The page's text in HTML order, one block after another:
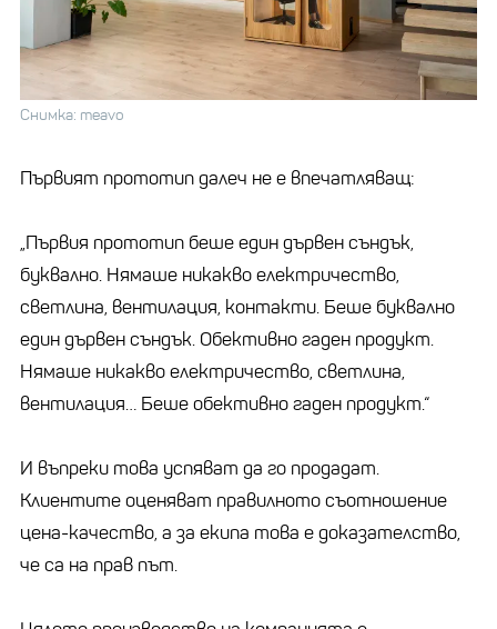
Снимка: meavo
Първият прототип далеч не е впечатляващ:
„Първия прототип беше един дървен съндък,
буквално. Нямаше никакво електричество,
светлина, вентилация, контакти. Беше буквално
един дървен съндък. Обективно гаден продукт.
Нямаше никакво електричество, светлина,
вентилация… Беше обективно гаден продукт.“
И въпреки това успяват да го продадат.
Клиентите оценяват правилното съотношение
цена-качество, а за екипа това е доказателство,
че са на прав път.